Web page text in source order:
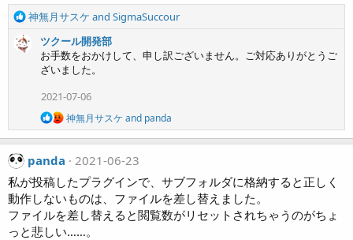
R
a
s
:
神無月サスケ and SigmaSuccour
ツクール開発部
お手数をおかけして、申し訳ございません。ご対応ありがとうご
ざいました。
2021-07-06
R
e
a
o
n
s
:
神無月サスケ and panda
panda
2021-06-23
私が投稿したプラグインで、サブフォルダに格納すると正しく
動作しないものは、ファイルを差し替えました。
ファイルを差し替えると閲覧数がリセットされちゃうのがちょ
っと悲しい……。